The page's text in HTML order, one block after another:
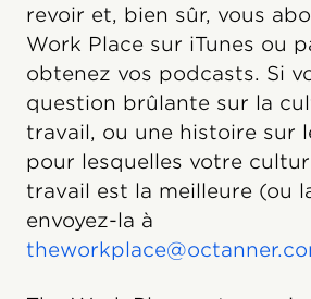
revoir et, bien sûr, vous
Work Place sur iTunes ou
obtenez vos podcasts. Si
question brûlante sur la
travail, ou une histoire sur
pour lesquelles votre
travail est la meilleure (ou
envoyez-la à